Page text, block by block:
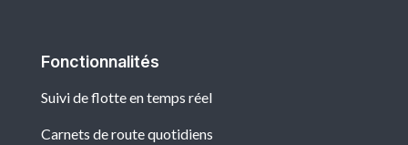
Fonctionnalités
Suivi de flotte en temps réel
Carnets de route quotidiens